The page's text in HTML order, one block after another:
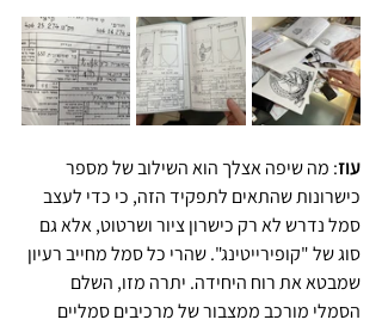
עוז: מה שיפה אצלך הוא השילוב של מספר
כישרונות שהתאים לתפקיד הזה, כי כדי לעצב
סמל נדרש לא רק כישרון ציור ושרטוט, אלא גם
סוג של "קופירייטינג". שהרי כל סמל מחייב רעיון
שמבטא את רוח היחידה. יתרה מזו, השלם
הסמלי מורכב ממצבור של מרכיבים סמליים